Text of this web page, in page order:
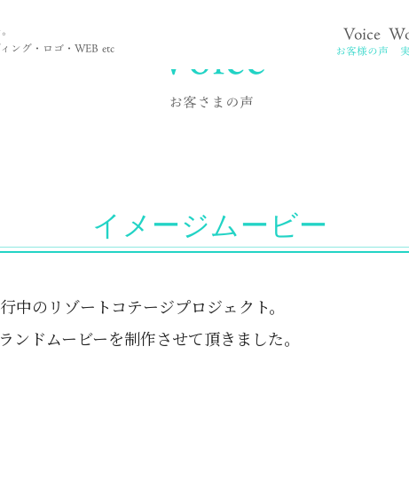
ング・ロゴ・WEB etc
Voice
お客様の声
Voice
お客さまの声
イメージムービー
中のリゾートコテージプロジェクト。
ンドムービーを制作させて頂きました。